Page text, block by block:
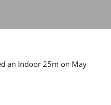
an Indoor 25m on May